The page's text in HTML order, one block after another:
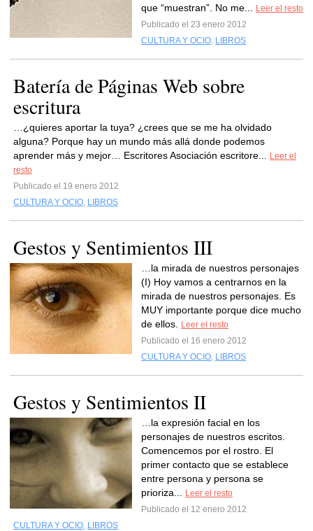
que “muestran”. No me...
Leer el resto
Publicado el 23 enero 2012
CULTURA Y OCIO, LIBROS
Batería de Páginas Web sobre
escritura
…¿quieres aportar la tuya? ¿crees que se me ha olvidado
alguna? Porque hay un mundo más allá donde podemos
aprender más y mejor… Escritores Asociación escritore...
Leer el
resto
Publicado el 19 enero 2012
CULTURA Y OCIO, LIBROS
Gestos y Sentimientos III
…la mirada de nuestros personajes
(I) Hoy vamos a centrarnos en la
mirada de nuestros personajes. Es
MUY importante porque dice mucho
de ellos.
Leer el resto
Publicado el 16 enero 2012
CULTURA Y OCIO, LIBROS
Gestos y Sentimientos II
…la expresión facial en los
personajes de nuestros escritos.
Comencemos por el rostro. El
primer contacto que se establece
entre persona y persona se
prioriza...
Leer el resto
Publicado el 12 enero 2012
CULTURA Y OCIO, LIBROS